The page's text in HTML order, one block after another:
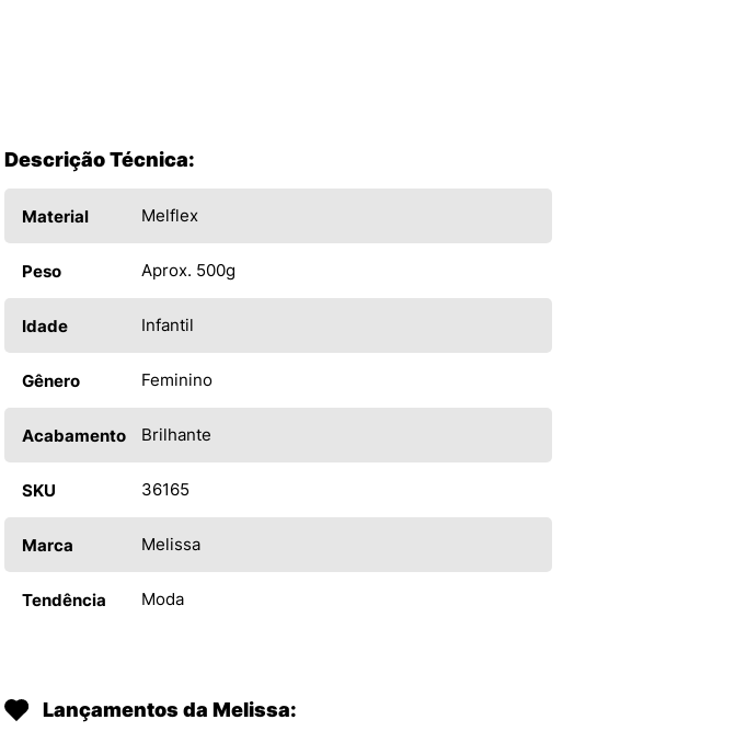
Descrição Técnica:
Material Melflex
Peso Aprox. 500g
Idade Infantil
Gênero Feminino
Acabamento Brilhante
SKU 36165
Marca Melissa
Tendência Moda
Lançamentos da Melissa: